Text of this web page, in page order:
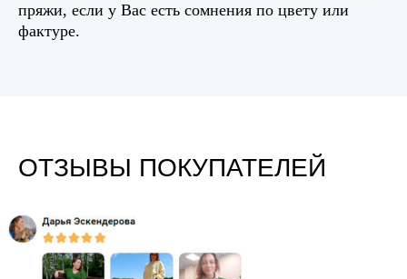
пряжи, если у Вас есть сомнения по цвету или
фактуре.
ОТЗЫВЫ ПОКУПАТЕЛЕЙ